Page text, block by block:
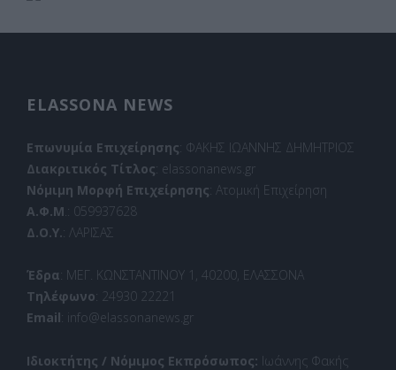
ELASSONA NEWS
Επωνυμία Επιχείρησης: ΦΑΚΗΣ ΙΩΑΝΝΗΣ ΔΗΜΗΤΡΙΟΣ
Διακριτικός Τίτλος: elassonanews.gr
Νόμιμη Μορφή Επιχείρησης: Ατομική Επιχείρηση
Α.Φ.Μ .: 059937628
Δ.Ο.Υ.: ΛΑΡΙΣΑΣ
Έδρα: ΜΕΓ. ΚΩΝΣΤΑΝΤΙΝΟΥ 1, 40200, ΕΛΑΣΣΟΝΑ
Τηλέφωνο: 24930 22221
Email: info@elassonanews.gr
Ιδιοκτήτης / Νόμιμος Εκπρόσωπος: Ιωάννης Φακής